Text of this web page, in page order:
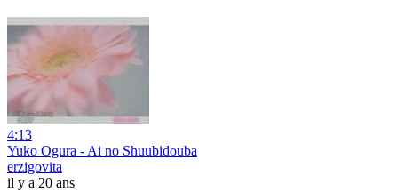
4:13
Yuko Ogura - Ai no Shuubidouba
erzigovita
il y a 20 ans